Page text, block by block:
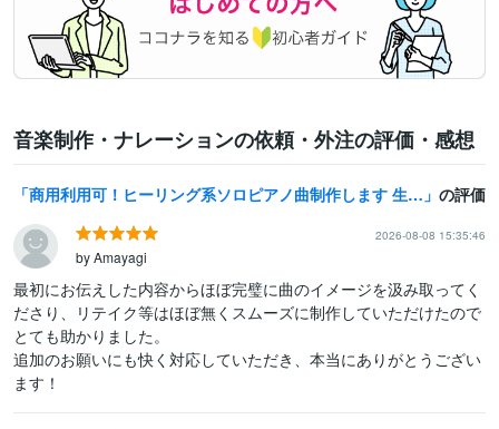
音楽制作・ナレーションの依頼・外注の評価・感想
商用利用可！ヒーリング系ソロピアノ曲制作します 生成AI不使用！店舗BGMや作業用BGM動画に使用OK！ の評価
2026-08-08 15:35:46
by Amayagi
最初にお伝えした内容からほぼ完璧に曲のイメージを汲み取ってく
ださり、リテイク等はほぼ無くスムーズに制作していただけたので
とても助かりました。
追加のお願いにも快く対応していただき、本当にありがとうござい
ます！